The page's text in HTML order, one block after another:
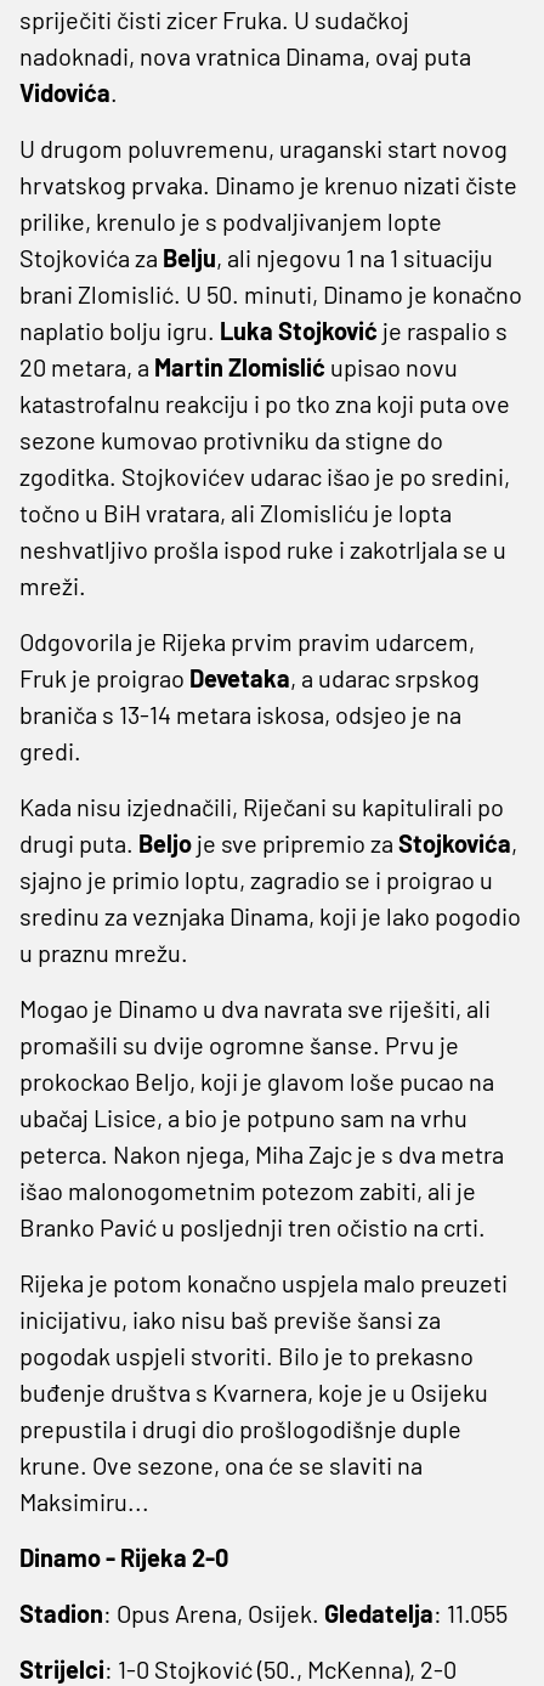
spriječiti čisti zicer Fruka. U sudačkoj
nadoknadi, nova vratnica Dinama, ovaj puta
Vidovića.
U drugom poluvremenu, uraganski start novog
hrvatskog prvaka. Dinamo je krenuo nizati čiste
prilike, krenulo je s podvaljivanjem lopte
Stojkovića za Belju, ali njegovu 1 na 1 situaciju
brani Zlomislić. U 50. minuti, Dinamo je konačno
naplatio bolju igru. Luka Stojković je raspalio s
20 metara, a Martin Zlomislić upisao novu
katastrofalnu reakciju i po tko zna koji puta ove
sezone kumovao protivniku da stigne do
zgoditka. Stojkovićev udarac išao je po sredini,
točno u BiH vratara, ali Zlomisliću je lopta
neshvatljivo prošla ispod ruke i zakotrljala se u
mreži.
Odgovorila je Rijeka prvim pravim udarcem,
Fruk je proigrao Devetaka, a udarac srpskog
braniča s 13-14 metara iskosa, odsjeo je na
gredi.
Kada nisu izjednačili, Riječani su kapitulirali po
drugi puta. Beljo je sve pripremio za Stojkovića,
sjajno je primio loptu, zagradio se i proigrao u
sredinu za veznjaka Dinama, koji je lako pogodio
u praznu mrežu.
Mogao je Dinamo u dva navrata sve riješiti, ali
promašili su dvije ogromne šanse. Prvu je
prokockao Beljo, koji je glavom loše pucao na
ubačaj Lisice, a bio je potpuno sam na vrhu
peterca. Nakon njega, Miha Zajc je s dva metra
išao malonogometnim potezom zabiti, ali je
Branko Pavić u posljednji tren očistio na crti.
Rijeka je potom konačno uspjela malo preuzeti
inicijativu, iako nisu baš previše šansi za
pogodak uspjeli stvoriti. Bilo je to prekasno
buđenje društva s Kvarnera, koje je u Osijeku
prepustila i drugi dio prošlogodišnje duple
krune. Ove sezone, ona će se slaviti na
Maksimiru...
Dinamo - Rijeka 2-0
Stadion: Opus Arena, Osijek. Gledatelja: 11.055
Strijelci: 1-0 Stojković (50., McKenna), 2-0